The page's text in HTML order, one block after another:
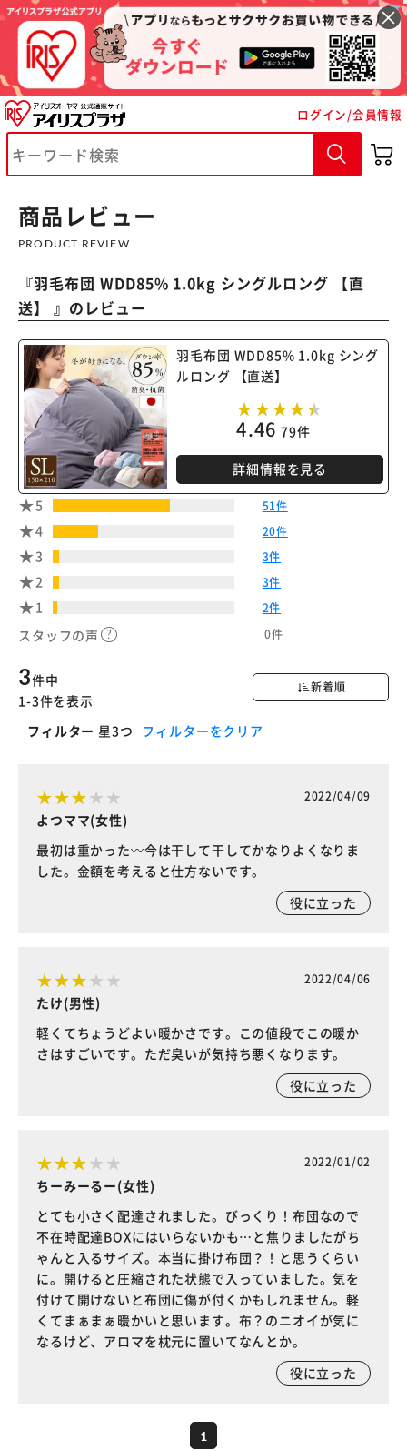
ログイン/会員情報
商品レビュー
PRODUCT REVIEW
『羽毛布団 WDD85% 1.0kg シングルロング 【直
送】 』のレビュー
羽毛布団 WDD85% 1.0kg シング
ルロング 【直送】
4.46 79件
詳細情報を見る
5 51件
4 20件
3 3件
2 3件
1 2件
スタッフの声 0件
新着順
3件中
1-3件を表示
フィルター 星3つ フィルターをクリア
2022/04/09
よつママ(女性)
最初は重かった〰️今は干して干してかなりよくなりま
した。金額を考えると仕方ないです。
役に立った
2022/04/06
たけ(男性)
軽くてちょうどよい暖かさです。この値段でこの暖か
さはすごいです。ただ臭いが気持ち悪くなります。
役に立った
2022/01/02
ちーみーるー(女性)
とても小さく配達されました。びっくり！布団なので
不在時配達BOXにはいらないかも…と焦りましたがち
ゃんと入るサイズ。本当に掛け布団？！と思うくらい
に。開けると圧縮された状態で入っていました。気を
付けて開けないと布団に傷が付くかもしれません。軽
くてまぁまぁ暖かいと思います。布？のニオイが気に
なるけど、アロマを枕元に置いてなんとか。
役に立った
1
※ご確認ください